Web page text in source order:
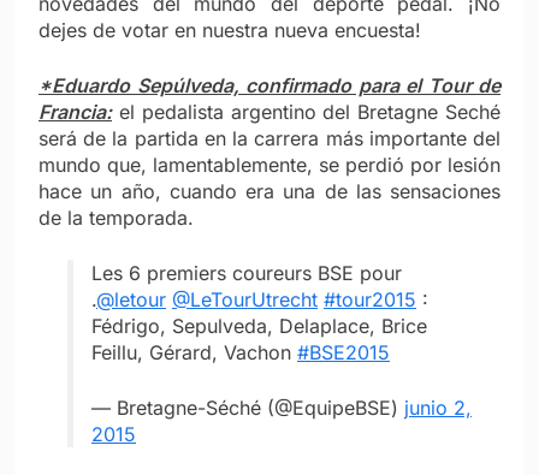
dejes de votar en nuestra nueva encuesta!
*Eduardo Sepúlveda, confirmado para el Tour de
Francia:el pedalista argentino del Bretagne Seché
será de la partida en la carrera más importante del
mundo que, lamentablemente, se perdió por lesión
hace un año, cuando era una de las sensaciones
de la temporada.
Les 6 premiers coureurs BSE pour
.@letour @LeTourUtrecht #tour2015 :
Fédrigo, Sepulveda, Delaplace, Brice
Feillu, Gérard, Vachon #BSE2015
— Bretagne-Séché (@EquipeBSE) junio 2,
2015